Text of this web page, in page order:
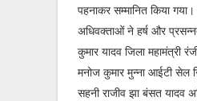
पहनाकर सम्मानित किया
अधिवक्ताओं ने हर्ष और
कुमार यादव जिला महामंत्री
मनोज कुमार मुन्ना आईटी सेल
सहनी राजीव झा बंसत यादव